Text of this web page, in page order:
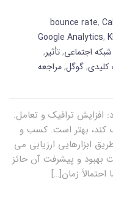
bounce rate,
Google Analytics,
اجتماعی,تأثیر,
کلیدی,گوگل,مراجعه
افزایش ترافیک و تعامل.
کند، بهتر است. کسب و
ابزارهایی ارزیابی می
بهبود و پیشرفت آن حائز
زمان[…]